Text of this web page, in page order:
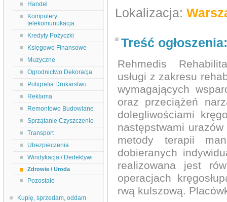
Handel
Komputery
telekomunukacja
Kredyty Pożyczki
Księgowo Finansowe
Muzyczne
Ogrodnictwo Dekoracja
Poligrafia Drukarstwo
Reklama
Remontowo Budowlane
Sprzątanie Czyszczenie
Transport
Ubezpieczenia
Windykacja / Dedektywi
Zdrowie / Uroda
Pozostałe
Kupię, sprzedam, oddam
Lokalizacja:
Treść ogłoszenia:
Rehmedis
usługi z zakresu
wymagających
oraz przeciążeń
dolegliwościami
następstwami
metody terapii
dobieranych
realizowana jest
operacjach
rwą kulszową.